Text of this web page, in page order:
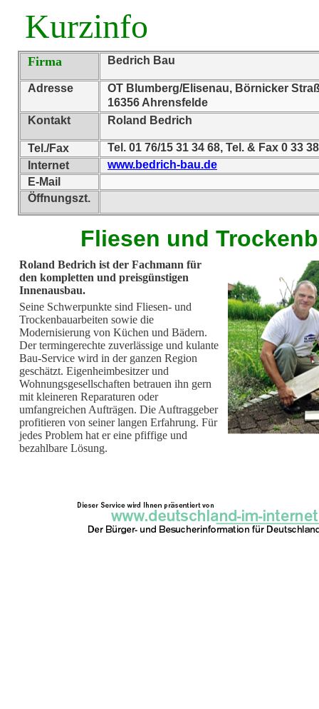
Kurzinfo
Firma Bedrich Bau
Adresse
OT Blumberg/Elisenau, Börnicker
16356 Ahrensfelde
Kontakt
Roland Bedrich
Tel./Fax
Tel. 01 76/15 31 34 68, Tel. & Fax 0 33
Internet
www.bedrich-bau.de
E-Mail
Öffnungszt.
Fliesen und
Roland Bedrich ist der Fachmann für
den kompletten und preisgünstigen
Innenausbau.
Seine Schwerpunkte sind Fliesen- und
Trockenbauarbeiten sowie die
Modernisierung von Küchen und Bädern.
Der termingerechte zuverlässige und kulante
Bau-Service wird in der ganzen Region
geschätzt. Eigenheimbesitzer und
Wohnungsgesellschaften betrauen ihn gern
mit kleineren Reparaturen oder
umfangreichen Aufträgen. Die Auftraggeber
profitieren von seiner langen Erfahrung. Für
jedes Problem hat er eine pfiffige und
bezahlbare Lösung.